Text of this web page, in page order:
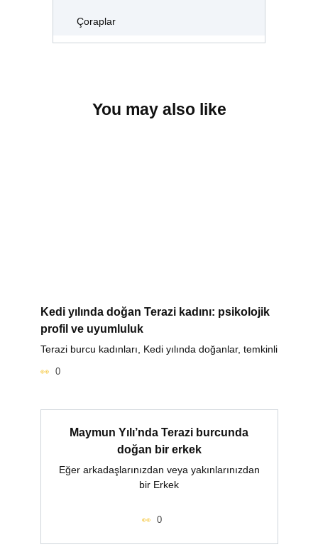
Çoraplar
You may also like
Kedi yılında doğan Terazi kadını: psikolojik
profil ve uyumluluk
Terazi burcu kadınları, Kedi yılında doğanlar, temkinli
0
Maymun Yılı’nda Terazi burcunda
doğan bir erkek
Eğer arkadaşlarınızdan veya yakınlarınızdan
bir Erkek
0